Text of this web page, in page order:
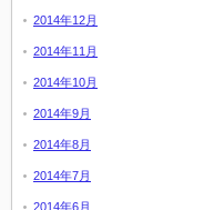
2014年12月
2014年11月
2014年10月
2014年9月
2014年8月
2014年7月
2014年6月